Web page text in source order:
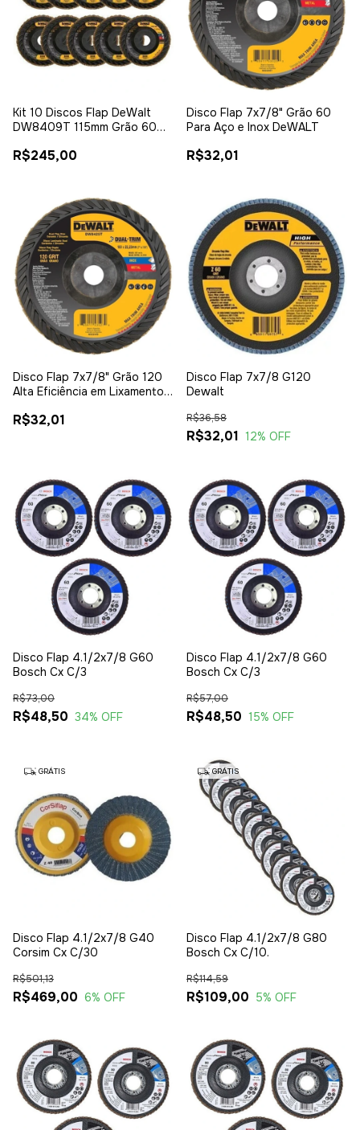
Kit 10 Discos Flap DeWalt
DW8409T 115mm Grão 60
Acabamento
R$245,00
Disco Flap 7x7/8" Grão 60
Para Aço e Inox DeWALT
R$32,01
Disco Flap 7x7/8" Grão 120
Alta Eficiência em Lixamento
R$32,01
Disco Flap 7x7/8 G120
Dewalt
R$32,01
R$36,58
12% OFF
Disco Flap 4.1/2x7/8 G60
Bosch Cx C/3
R$48,50
R$73,00
34% OFF
Disco Flap 4.1/2x7/8 G60
Bosch Cx C/3
R$48,50
R$57,00
15% OFF
GRÁTIS
Disco Flap 4.1/2x7/8 G40
Corsim Cx C/30
R$469,00
R$501,13
6% OFF
GRÁTIS
Disco Flap 4.1/2x7/8 G80
Bosch Cx C/10.
R$109,00
R$114,59
5% OFF